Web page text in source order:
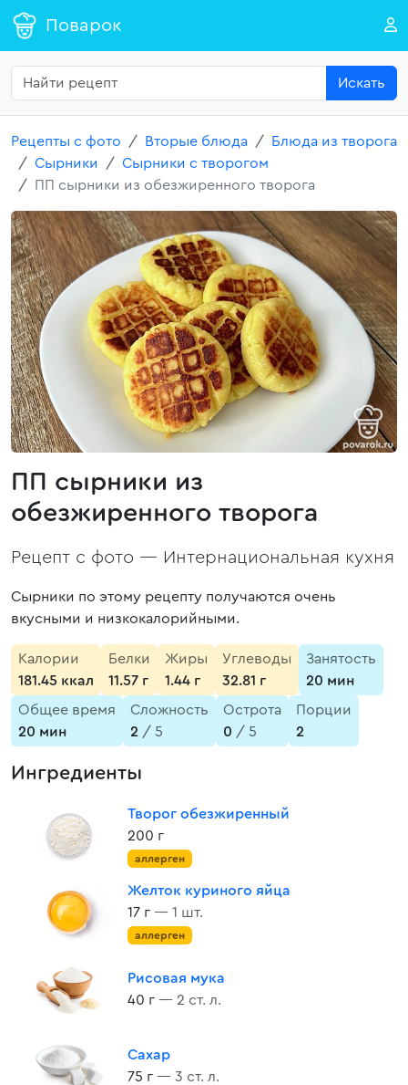
Поварок
Искать
Рецепты с фото Вторые блюда
Блюда из творога
Сырники
Сырники с творогом
ПП сырники из обезжиренного творога
ПП сырники из
обезжиренного творога
Рецепт с фото — Интернациональная кухня
Сырники по этому рецепту получаются очень
вкусными и низкокалорийными.
Калории
181.45 ккал
Белки
11.57 г
Жиры
1.44 г
Углеводы
32.81 г
Занятость
20 мин
Общее время
20 мин
Сложность
2 / 5
Острота
0 / 5
Порции
2
Ингредиенты
Творог обезжиренный
200 г
аллерген
Желток куриного яйца
17 г — 1 шт.
аллерген
Рисовая мука
40 г — 2 ст. л.
Сахар
75 г — 3 ст. л.